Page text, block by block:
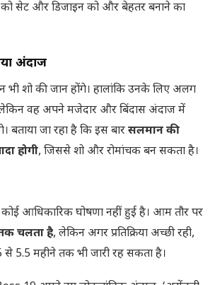
को सेट और डिजाइन को और बेहतर बनाने का
अंदाज
शो की जान होंगे। हालांकि उनके लिए अलग
लेकिन वह अपने मजेदार और बिंदास अंदाज में
बताया जा रहा है कि इस बारसलमान की
होगी, जिससे शो और रोमांचक बन सकता है।
आधिकारिक घोषणा नहीं हुई है। आम तौर पर
चलता है, लेकिन अगर प्रतिक्रिया अच्छी रही,
5.5 महीने तक भी जारी रह सकता है।